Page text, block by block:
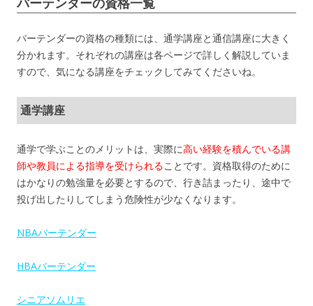
バーテンダーの資格の種類には、通学講座と通信講座に大きく
分かれます。それぞれの講座は各ページで詳しく解説していま
すので、気になる講座をチェックしてみてくださいね。
通学講座
通学で学ぶことのメリットは、実際に高い経験を積んでいる講
師や教員による指導を受けられることです。資格取得のために
はかなりの勉強量を必要とするので、行き詰まったり、途中で
投げ出したりしてしまう危険性が少なくなります。
NBAバーテンダー
HBAバーテンダー
シニアソムリエ